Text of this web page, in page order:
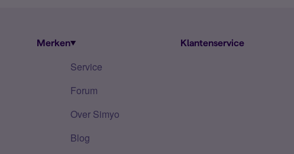
Merken Klantenservice
Service
Forum
Over Simyo
Blog